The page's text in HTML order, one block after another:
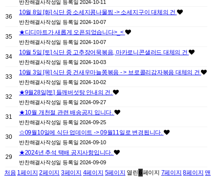
반찬해결사작성일 등록일 2024-10-11
36
10월 8일 [화] 식단 중 소세지콩나물찜 -> 소세지구이 대체의 건
반찬해결사작성일 등록일 2024-10-07
35
★디디마트가 새롭게 오픈되었습니다>_<
반찬해결사작성일 등록일 2024-10-07
34
10월 5일 [토] 식단 중 고추장어묵볶음, 마카로니콘샐러드 대체의 건
반찬해결사작성일 등록일 2024-10-03
33
10월 3일 [목] 식단 중 건새우마늘쫑볶음 - > 브로콜리감자볶음 대체의 건
반찬해결사작성일 등록일 2024-10-02
32
★9월28일[토] 들깨버섯탕 안내의 건.
반찬해결사작성일 등록일 2024-09-27
31
★10월 개천절 관련 배송공지 입니다.
반찬해결사작성일 등록일 2024-09-25
30
☆09월10일에 식단 업데이트 -> 09월11일로 변경됩니다.
반찬해결사작성일 등록일 2024-09-10
29
★2024년 추석 택배 공지사항입니다.
반찬해결사작성일 등록일 2024-09-09
처음 1페이지 2페이지 3페이지 4페이지 5페이지 열린6페이지 7페이지 8페이지 맨